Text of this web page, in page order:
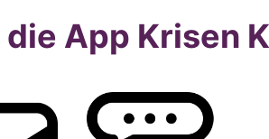
App Krisen